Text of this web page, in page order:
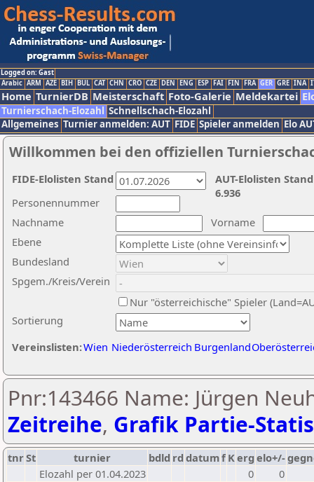
Logged on: Gast
Arabic ARM AZE BIH BUL CAT CHN CRO CZE DEN ENG ESP FAI FIN FRA GER GRE INA
Home TurnierDB Meisterschaft Foto-Galerie Meldekartei
Turnierschach-Elozahl Schnellschach-Elozahl
Allgemeines Turnier anmelden: AUT FIDE Spieler anmelden Elo
Willkommen bei den offiziellen
Nachname
Vorname
Ebene
Sortierung
Personennummer
Bundesland
Spgem./Kreis/Verein
Nur "österreichische" Spieler
Vereinslisten:Wien Niederösterreich Burgenland
AUT-Elolisten
6.936
FIDE-Elolisten Stand
Pnr:143466 Name: Jürgen
Zeitreihe, Grafik Partie-
tnrSt turnier bdld rd datumf Kerg elo+/-
Elozahl per 01.04.2023
0
0